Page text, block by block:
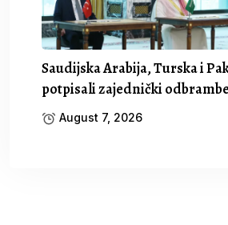
Saudijska Arabija, Turska i
potpisali zajednički
August 7, 2026